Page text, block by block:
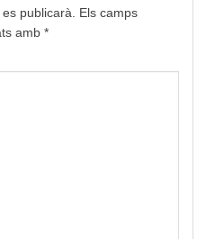
publicarà.
Els camps
amb *